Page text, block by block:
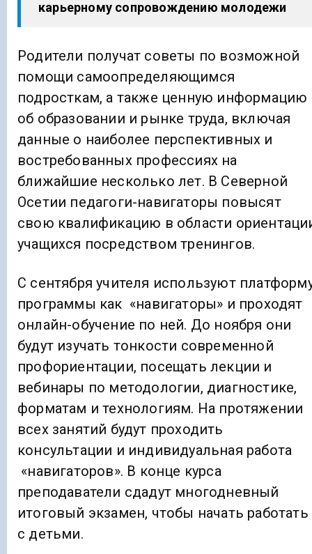
карьерному сопровождению молодежи
Родители получат советы по возможной
помощи самоопределяющимся
подросткам, а также ценную информацию
об образовании и рынке труда, включая
данные о наиболее перспективных и
востребованных профессиях на
ближайшие несколько лет. В Северной
Осетии педагоги-навигаторы повысят
свою квалификацию в области
учащихся посредством тренингов.
С сентября учителя используют
программы как «навигаторы» и проходят
онлайн-обучение по ней. До ноября они
будут изучать тонкости современной
профориентации, посещать лекции и
вебинары по методологии, диагностике,
форматам и технологиям. На протяжении
всех занятий будут проходить
консультации и индивидуальная работа
«навигаторов». В конце курса
преподаватели сдадут многодневный
итоговый экзамен, чтобы начать работать
с детьми.